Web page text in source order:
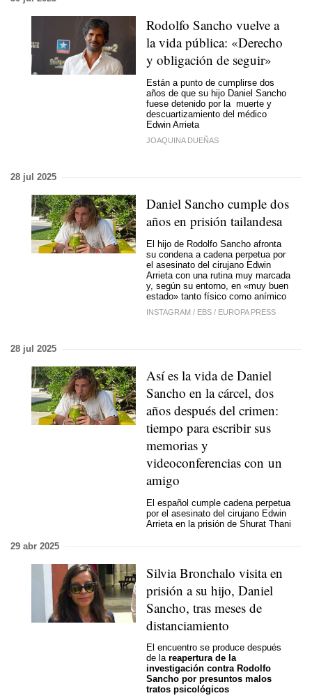
Rodolfo Sancho vuelve a
la vida pública: «Derecho
y obligación de seguir»
Están a punto de cumplirse dos
años de que su hijo Daniel Sancho
fuese detenido por la muerte y
descuartizamiento del médico
Edwin Arrieta
JOAQUINA DUEÑAS
28 jul 2025
Daniel Sancho cumple dos
años en prisión tailandesa
El hijo de Rodolfo Sancho afronta
su condena a cadena perpetua por
el asesinato del cirujano Edwin
Arrieta con una rutina muy marcada
y, según su entorno, en «muy buen
estado» tanto físico como anímico
INSTAGRAM / EBS / EUROPA PRESS
28 jul 2025
Así es la vida de Daniel
Sancho en la cárcel, dos
años después del crimen:
tiempo para escribir sus
memorias y
videoconferencias con un
amigo
El español cumple cadena perpetua
por el asesinato del cirujano Edwin
Arrieta en la prisión de Shurat Thani
29 abr 2025
Silvia Bronchalo visita en
prisión a su hijo, Daniel
Sancho, tras meses de
distanciamiento
El encuentro se produce después
de lareapertura de la
investigación contra Rodolfo
Sancho por presuntos malos
tratos psicológicos